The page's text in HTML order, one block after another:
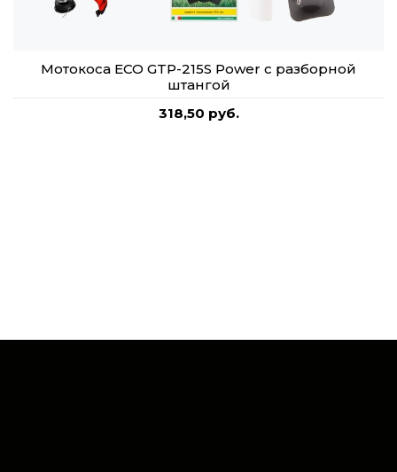
Мотокоса ECO GTP-215S Power с разборной
штангой
318,50 руб.